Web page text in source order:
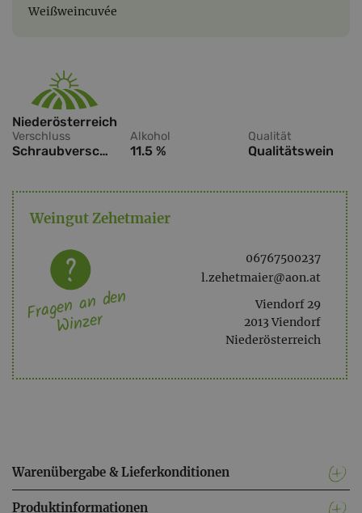
Weißweincuvée
Niederösterreich
Verschluss
Schraubverschluss
Alkohol
11.5 %
Qualität
Qualitätswein
Weingut Zehetmaier
06767500237
l.zehetmaier@aon.at
Viendorf 29
2013 Viendorf
Niederösterreich
Fragen an den
Winzer
Warenübergabe & Lieferkonditionen
Produktinformationen